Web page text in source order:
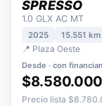
SUZUKI
SPRESSO
1.0 GLX AC MT
2025 15.551 km
📍 Plaza Oeste
Desde · con
$8.580.000